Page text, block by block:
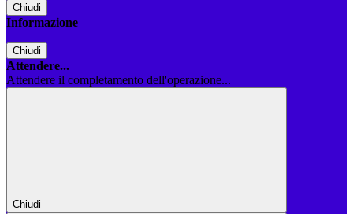
Chiudi
Informazione
Chiudi
Attendere...
Attendere il completamento dell'operazione...
Chiudi